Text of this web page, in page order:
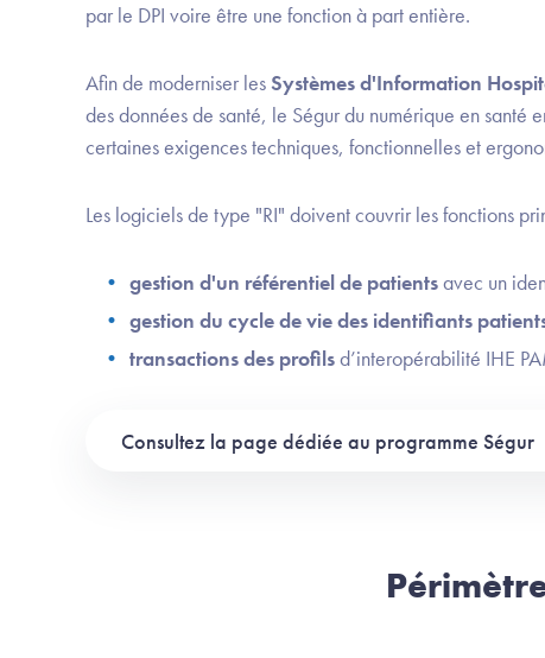
par le DPI voire être une fonction à part entière.
Afin de moderniser lesSystèmes d'Information
des données de santé, le Ségur du numérique en
certaines exigences techniques, fonctionnelles et
Les logiciels de type "RI" doivent couvrir les fonctions
gestion d'un référentiel de patientsavec un
gestion du cycle de vie des identifiants
transactions des profilsd’interopérabilité IHE
Consultez la page dédiée au programme Ségur